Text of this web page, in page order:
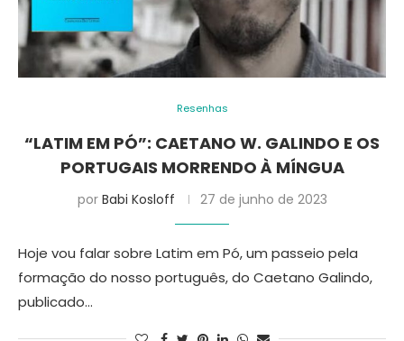
Resenhas
“LATIM EM PÓ”: CAETANO W. GALINDO E OS
PORTUGAIS MORRENDO À MÍNGUA
por Babi Kosloff 27 de junho de 2023
Hoje vou falar sobre Latim em Pó, um passeio pela
formação do nosso português, do Caetano Galindo,
publicado…